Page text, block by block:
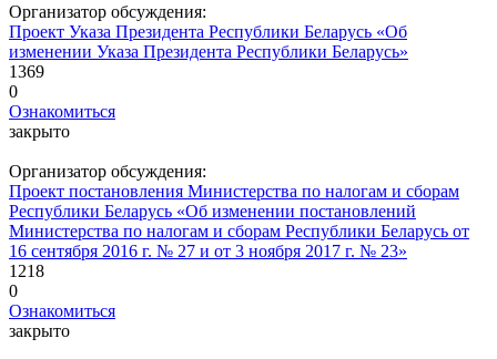
Организатор обсуждения:
Проект Указа Президента Республики Беларусь «Об
изменении Указа Президента Республики Беларусь»
1369
0
Ознакомиться
закрыто
Организатор обсуждения:
Проект постановления Министерства по налогам и сборам
Республики Беларусь «Об изменении постановлений
Министерства по налогам и сборам Республики Беларусь от
16 сентября 2016 г. № 27 и от 3 ноября 2017 г. № 23»
1218
0
Ознакомиться
закрыто